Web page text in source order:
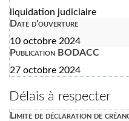
liquidation judiciaire
Date d'ouverture
10 octobre 2024
Publication BODACC
27 octobre 2024
Délais à respecter
Limite de déclaration de